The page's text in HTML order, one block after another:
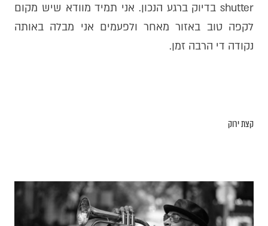
shutter בדיוק ברגע הנכון. אני תמיד מוודא שיש מקום
לקפה טוב באזור מאחר ולפעמים אני מבלה באותה
נקודה די הרבה זמן.
קצת ירוק